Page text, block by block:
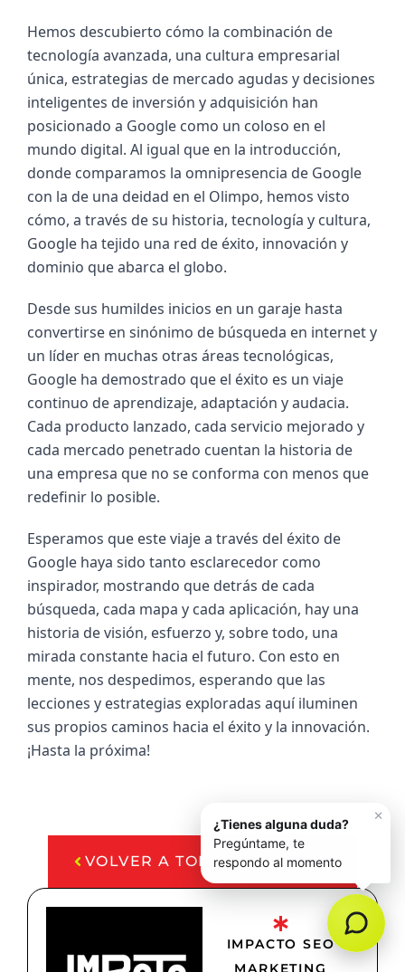
Hemos descubierto cómo la combinación de
tecnología avanzada, una cultura empresarial
única, estrategias de mercado agudas y decisiones
inteligentes de inversión y adquisición han
posicionado a Google como un coloso en el
mundo digital. Al igual que en la introducción,
donde comparamos la omnipresencia de Google
con la de una deidad en el Olimpo, hemos visto
cómo, a través de su historia, tecnología y cultura,
Google ha tejido una red de éxito, innovación y
dominio que abarca el globo.
Desde sus humildes inicios en un garaje hasta
convertirse en sinónimo de búsqueda en internet y
un líder en muchas otras áreas tecnológicas,
Google ha demostrado que el éxito es un viaje
continuo de aprendizaje, adaptación y audacia.
Cada producto lanzado, cada servicio mejorado y
cada mercado penetrado cuentan la historia de
una empresa que no se conforma con menos que
redefinir lo posible.
Esperamos que este viaje a través del éxito de
Google haya sido tanto esclarecedor como
inspirador, mostrando que detrás de cada
búsqueda, cada mapa y cada aplicación, hay una
historia de visión, esfuerzo y, sobre todo, una
mirada constante hacia el futuro. Con esto en
mente, nos despedimos, esperando que las
lecciones y estrategias exploradas aquí iluminen
sus propios caminos hacia el éxito y la innovación.
¡Hasta la próxima!
VOLVER A TODOS LOS POSTS
IMPACTO SEO
MARKETING